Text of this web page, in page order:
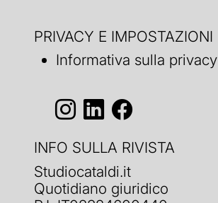
PRIVACY E IMPOSTAZIONI
Informativa sulla privacy
INFO SULLA RIVISTA
Studiocataldi.it
Quotidiano giuridico